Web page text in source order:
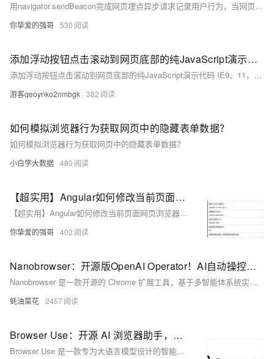
用navigator.sendBeacon完成网页埋点异步请求记录用户行为，当网页关闭的时候，依然后完美完成接口请求，不会因为浏览器关闭了被中断请求。
你挚爱的强哥 530
添加浮动按钮点击滚动到网页底部的纯JavaScript演示代码 IE9、11，Maxthon 1.6.7，Firefox30、31，360极速浏览器7.5.3.308下测试正常
添加浮动按钮点击滚动到网页底部的纯JavaScript演示代码 IE9、11，Maxthon 1.6.7，Firefox30、31，360极速浏览器7.5.3.308下测试正常
游客qeoynko2nmbgk 382
如何模拟浏览器行为获取网页中的隐藏表单数据？
如何模拟浏览器行为获取网页中的隐藏表单数据？
小白学大数据 480
【超实用】Angular如何修改当前页面网页浏览器url后面?param1=xxx&param2=xxx参数（多用于通过浏览器地址参数保存用户当前操作状态的需求），实现监听url路由切换、状态变化。
【超实用】Angular如何修改当前页面网页浏览器url后面?param1=xxx&param2=xxx参数（多用于通过浏览器地址参数保存用户当前操作状态的需求），实现监听url路由切换、状态变化。
你挚爱的强哥 402
Nanobrowser：开源版OpenAI Operator！AI自动操控浏览器，复杂网页任务一键搞定
Nanobrowser 是一款开源的 Chrome 扩展工具，基于多智能体系统实现复杂的网页任务自动化，支持多种大型语言模型，完全免费且注重隐私保护。
蚝油菜花 2457
Browser Use：开源 AI 浏览器助手，自动完成网页交互任务，支持多标签页管理、视觉识别和内容提取等功能
Browser Use 是一款专为大语言模型设计的智能浏览器工具，支持多标签页管理、视觉识别、内容提取等功能，并能记录和重复执行特定动作，适用于多种应用场景。